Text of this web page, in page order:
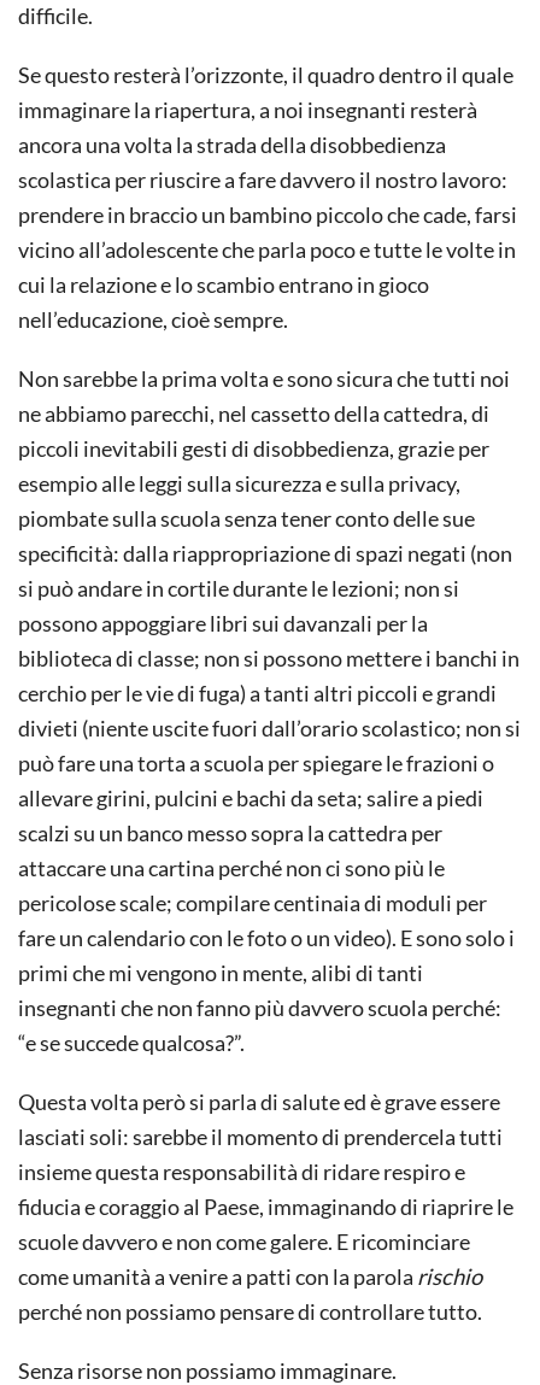
difficile.
Se questo resterà l’orizzonte, il quadro dentro il quale
immaginare la riapertura, a noi insegnanti resterà
ancora una volta la strada della disobbedienza
scolastica per riuscire a fare davvero il nostro lavoro:
prendere in braccio un bambino piccolo che cade, farsi
vicino all’adolescente che parla poco e tutte le volte in
cui la relazione e lo scambio entrano in gioco
nell’educazione, cioè sempre.
Non sarebbe la prima volta e sono sicura che tutti noi
ne abbiamo parecchi, nel cassetto della cattedra, di
piccoli inevitabili gesti di disobbedienza, grazie per
esempio alle leggi sulla sicurezza e sulla privacy,
piombate sulla scuola senza tener conto delle sue
specificità: dalla riappropriazione di spazi negati (non
si può andare in cortile durante le lezioni; non si
possono appoggiare libri sui davanzali per la
biblioteca di classe; non si possono mettere i banchi in
cerchio per le vie di fuga) a tanti altri piccoli e grandi
divieti (niente uscite fuori dall’orario scolastico; non si
può fare una torta a scuola per spiegare le frazioni o
allevare girini, pulcini e bachi da seta; salire a piedi
scalzi su un banco messo sopra la cattedra per
attaccare una cartina perché non ci sono più le
pericolose scale; compilare centinaia di moduli per
fare un calendario con le foto o un video). E sono solo i
primi che mi vengono in mente, alibi di tanti
insegnanti che non fanno più davvero scuola perché:
“e se succede qualcosa?”.
Questa volta però si parla di salute ed è grave essere
lasciati soli: sarebbe il momento di prendercela tutti
insieme questa responsabilità di ridare respiro e
fiducia e coraggio al Paese, immaginando di riaprire le
scuole davvero e non come galere. E ricominciare
come umanità a venire a patti con la parola rischio
perché non possiamo pensare di controllare tutto.
Senza risorse non possiamo immaginare.